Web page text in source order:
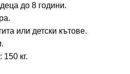
до 8 години.
или детски кътове.
кг.